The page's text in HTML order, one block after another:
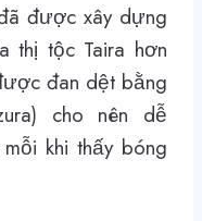
được xây dựng
thị tộc Taira hơn
đan dệt bằng
cho nên dễ
khi thấy bóng